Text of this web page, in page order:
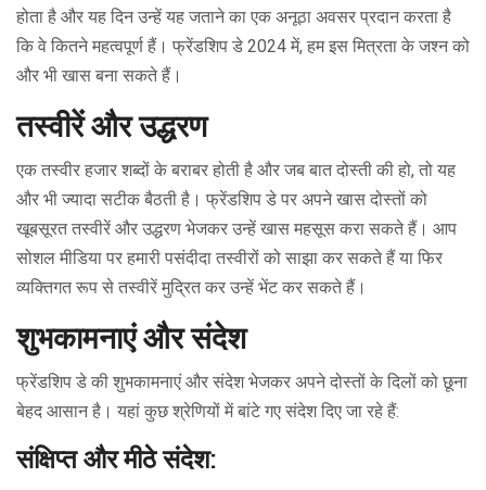
होता है और यह दिन उन्हें यह जताने का एक अनूठा अवसर प्रदान करता है
कि वे कितने महत्वपूर्ण हैं। फ्रेंडशिप डे 2024 में, हम इस मित्रता के जश्न को
और भी खास बना सकते हैं।
तस्वीरें और उद्धरण
एक तस्वीर हजार शब्दों के बराबर होती है और जब बात दोस्ती की हो, तो यह
और भी ज्यादा सटीक बैठती है। फ्रेंडशिप डे पर अपने खास दोस्तों को
खूबसूरत तस्वीरें और उद्धरण भेजकर उन्हें खास महसूस करा सकते हैं। आप
सोशल मीडिया पर हमारी पसंदीदा तस्वीरों को साझा कर सकते हैं या फिर
व्यक्तिगत रूप से तस्वीरें मुद्रित कर उन्हें भेंट कर सकते हैं।
शुभकामनाएं और संदेश
फ्रेंडशिप डे की शुभकामनाएं और संदेश भेजकर अपने दोस्तों के दिलों को छूना
बेहद आसान है। यहां कुछ श्रेणियों में बांटे गए संदेश दिए जा रहे हैं:
संक्षिप्त और मीठे संदेश: